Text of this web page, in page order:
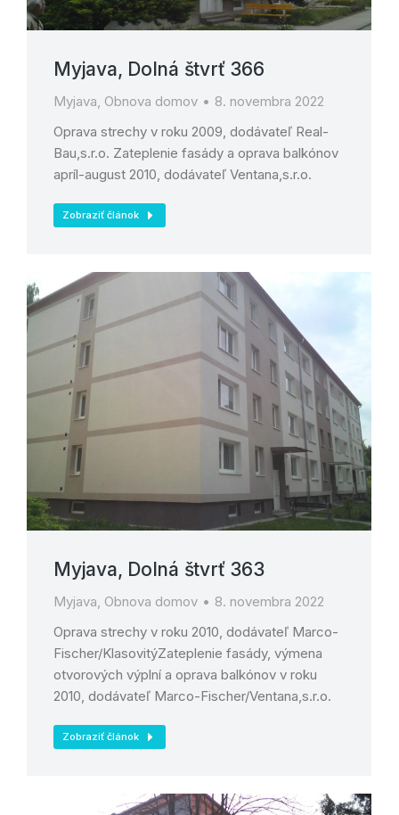
Myjava, Dolná štvrť 366
Myjava, Obnova domov
8. novembra 2022
Oprava strechy v roku 2009, dodávateľ Real-
Bau,s.r.o. Zateplenie fasády a oprava balkónov
apríl-august 2010, dodávateľ Ventana,s.r.o.
Zobraziť článok
Myjava, Dolná štvrť 363
Myjava, Obnova domov
8. novembra 2022
Oprava strechy v roku 2010, dodávateľ Marco-
Fischer/KlasovitýZateplenie fasády, výmena
otvorových výplní a oprava balkónov v roku
2010, dodávateľ Marco-Fischer/Ventana,s.r.o.
Zobraziť článok